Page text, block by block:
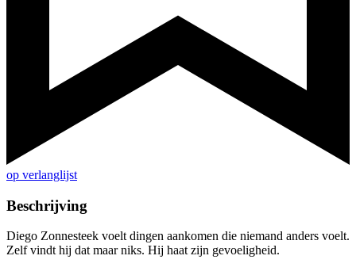
op verlanglijst
Beschrijving
Diego Zonnesteek voelt dingen aankomen die niemand anders voelt.
Zelf vindt hij dat maar niks. Hij haat zijn gevoeligheid.